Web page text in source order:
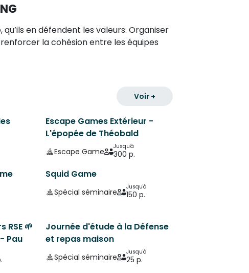
en défendent les valeurs. Organiser
la cohésion entre les équipes
Voir +
Escape Games Extérieur -
L'épopée de Théobald
Escape Game
Jusqu'à
300 p.
Squid Game
Spécial séminaire
Jusqu'à
150 p.
RSE 🌱
Pau
Journée d'étude à la Défense
et repas maison
Spécial séminaire
Jusqu'à
25 p.